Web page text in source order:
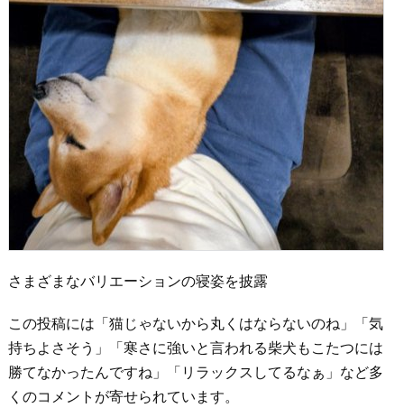
さまざまなバリエーションの寝姿を披露
この投稿には「猫じゃないから丸くはならないのね」「気
持ちよさそう」「寒さに強いと言われる柴犬もこたつには
勝てなかったんですね」「リラックスしてるなぁ」など多
くのコメントが寄せられています。